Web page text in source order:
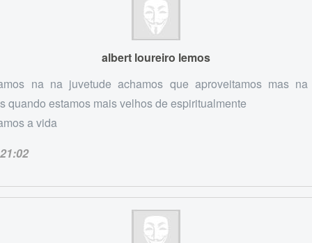
albert loureiro lemos
na na juvetude achamos que aproveitamos mas
quando estamos mais velhos de espiritualmente
a vida
21:02